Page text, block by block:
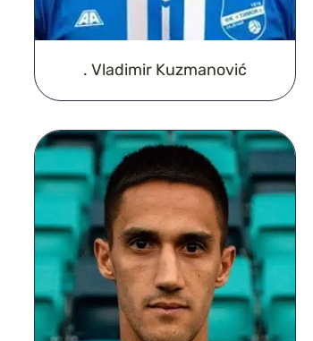
. Vladimir Kuzmanović